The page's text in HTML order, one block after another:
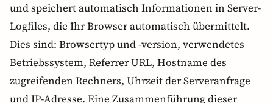
und speichert automatisch Informationen in Server-
Logfiles, die Ihr Browser automatisch übermittelt.
Dies sind: Browsertyp und -version, verwendetes
Betriebssystem, Referrer URL, Hostname des
zugreifenden Rechners, Uhrzeit der Serveranfrage
und IP-Adresse. Eine Zusammenführung dieser